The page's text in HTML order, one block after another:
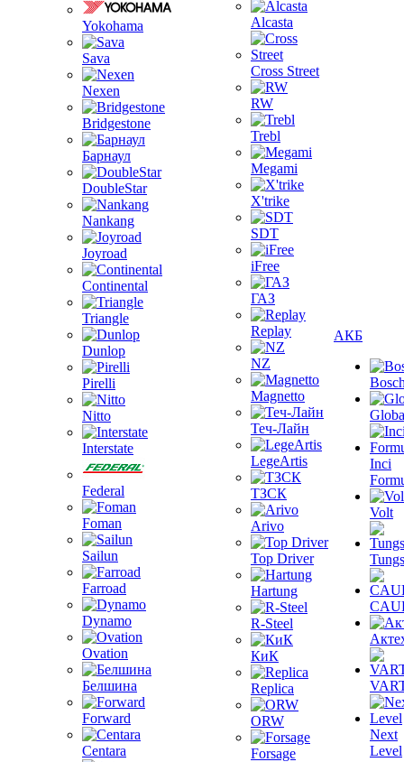
Yokohama
Sava
Nexen
Bridgestone
Барнаул
DoubleStar
Nankang
Joyroad
Continental
Triangle
Dunlop
Pirelli
Nitto
Interstate
Federal
Foman
Sailun
Farroad
Dynamo
Ovation
Белшина
Forward
Centara
Alcasta
Cross Street
RW
Trebl
Megami
X'trike
SDT
iFree
ГАЗ
Replay
NZ
Magnetto
Теч-Лайн
LegeArtis
ТЗСК
Arivo
Top Driver
Hartung
R-Steel
КиК
Replica
ORW
Forsage
АКБ
Inci
Volt
Next
Level